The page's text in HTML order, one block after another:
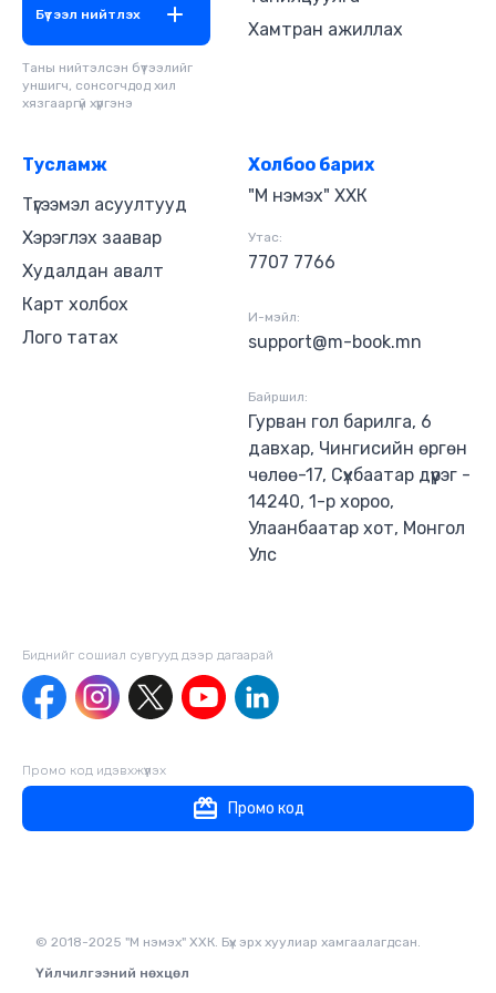
аргыг эргэцүүлэх ёстойг илтгэж байна. Хэрхэн илүү
сайн зарцуулах талаар суралцах, аз жаргалыг
авалт хийсэндээ харамсахгүй байх - эдгээрийн
тань хангах талаар хамгийн сайн зөвлөгөө өгөх
Бүтээл нийтлэх
Таны нийтэлсэн бүтээлийг
уншигч, сонсогчдод хил
хязгааргүй хүргэнэ
Хамтран ажиллах
Тусламж
Түгээмэл асуултууд
Хэрэглэх заавар
Худалдан авалт
Карт холбох
Лого татах
Холбоо барих
"М нэмэх" ХХК
Утас:
7707 7766
И-мэйл:
support@m-book.mn
Байршил:
Гурван гол барилга, 6
давхар, Чингисийн өргөн
чөлөө-17, Сүхбаатар дүүрэг -
14240, 1-р хороо,
Улаанбаатар хот, Монгол
Улс
Биднийг сошиал сувгууд дээр дагаaрай
Промо код идэвхжүүлэх
Промо код
© 2018-2025 "М нэмэх" ХХК. Бүх эрх хуулиар хамгаалагдсан.
Үйлчилгээний нөхцөл